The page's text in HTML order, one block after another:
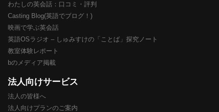
わたしの英会話：口コミ・評判
Casting Blog(英語でブログ！)
映画で学ぶ英会話
英語OSラジオ – しゅみすけの「ことば」探究ノート
教室体験レポート
bのメディア掲載
法人向けサービス
法人の皆様へ
法人向けプランのご案内